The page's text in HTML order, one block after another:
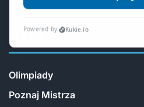
II LO
Olimpiady
Poznaj Mistrza